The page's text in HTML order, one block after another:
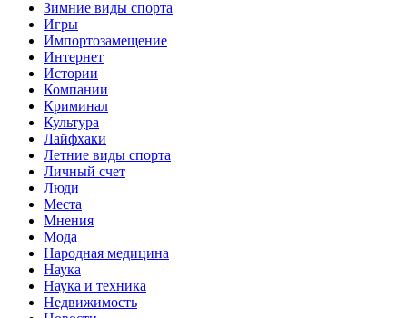
Зимние виды спорта
Игры
Импортозамещение
Интернет
Истории
Компании
Криминал
Культура
Лайфхаки
Летние виды спорта
Личный счет
Люди
Места
Мнения
Мода
Народная медицина
Наука
Наука и техника
Недвижимость